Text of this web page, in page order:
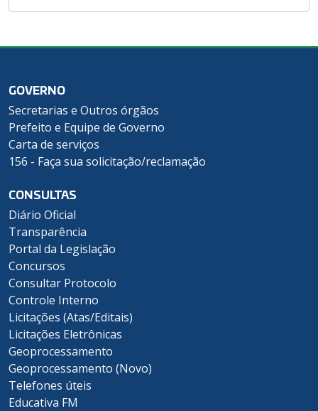
GOVERNO
Secretarias e Outros órgãos
Prefeito e Equipe de Governo
Carta de serviços
156 - Faça sua solicitação/reclamação
CONSULTAS
Diário Oficial
Transparência
Portal da Legislação
Concursos
Consultar Protocolo
Controle Interno
Licitações (Atas/Editais)
Licitações Eletrônicas
Geoprocessamento
Geoprocessamento (Novo)
Telefones úteis
Educativa FM